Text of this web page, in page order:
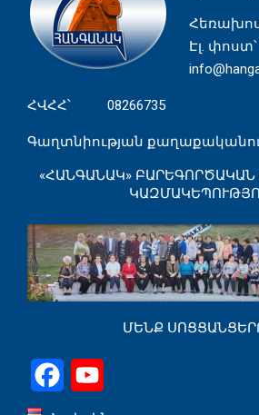
Էլ. փոստ՝
ՀՎՀՀ՝ 08266735
Գաղտնիության
«ՀԱՆԳԱՆԱԿ»
ՄԵՆՔ
Facebook